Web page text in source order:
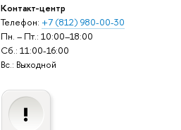
Контакт-центр
Телефон: +7 (812) 980-00-30
Пн. – Пт.: 10:00–18:00
Сб.: 11:00-16:00
Вс.: Выходной